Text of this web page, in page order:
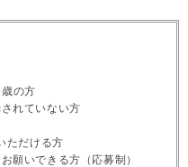
の方
れていない方
ただける方
願いできる方（応募制）